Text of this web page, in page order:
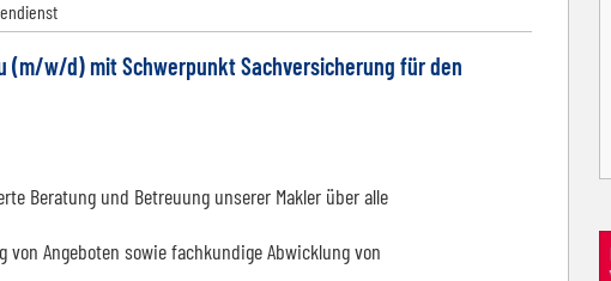
w/d) mit Schwerpunkt Sachversicherung für den
Beratung und Betreuung unserer Makler über alle
Angeboten sowie fachkundige Abwicklung von